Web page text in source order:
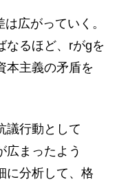
広がっていく。
なるほど、rがgを
本主義の矛盾を
議行動として
広まったよう
に分析して、格